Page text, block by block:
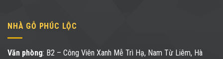
NHÀ GỖ PHÚC LỘC
Văn phòng: B2 – Công Viên Xanh Mễ Trì Hạ, Nam Từ Liêm, Hà